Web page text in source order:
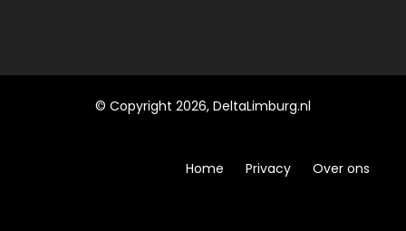
© Copyright 2026, DeltaLimburg.nl
Home Privacy Over ons